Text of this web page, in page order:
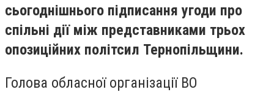
сьогоднішнього підписання угоди про
спільні дії між представниками трьох
опозиційних політсил Тернопільщини.
Голова обласної організації ВО